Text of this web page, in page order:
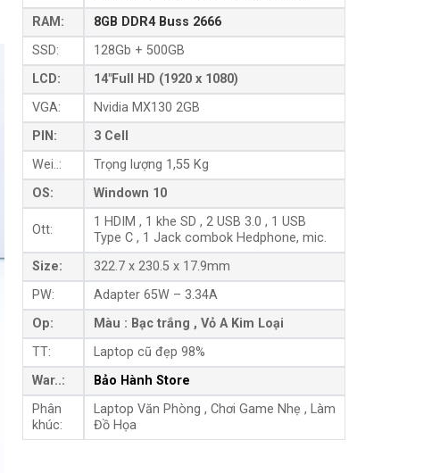
RAM:
8GB DDR4 Buss 2666
SSD:
128Gb + 500GB
LCD:
14″Full HD (1920 x 1080)
VGA:
Nvidia MX130 2GB
PIN:
3 Cell
Wei..:
Trọng lượng 1,55 Kg
OS:
Windown 10
Ott:
1 HDIM , 1 khe SD , 2 USB 3.0 , 1 USB
Type C , 1 Jack combok Hedphone, mic.
Size:
322.7 x 230.5 x 17.9mm
PW:
Adapter 65W – 3.34A
Op:
Màu : Bạc trắng , Vỏ A Kim Loại
TT:
Laptop cũ đẹp 98%
War..:
Bảo Hành Store
Phân
khúc:
Laptop Văn Phòng , Chơi Game Nhẹ , Làm
Đồ Họa